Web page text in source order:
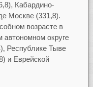
Кабардино-
Москве (331,8).
возрасте в
автономном округе
Республике Тыве
и Еврейской